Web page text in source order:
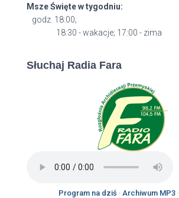
Msze Święte w tygodniu:
godz. 18:00;
18:30 - wakacje; 17:00 - zima
Słuchaj Radia Fara
Program na dziś · Archiwum MP3·